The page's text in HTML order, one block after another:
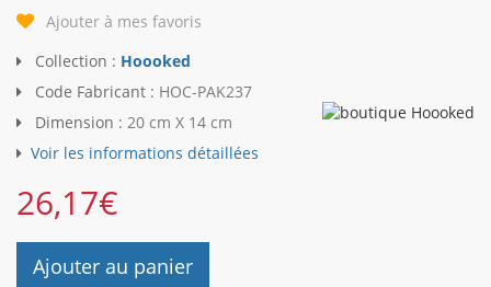
Ajouter à mes favoris
Collection : Hoooked
Code Fabricant : HOC-PAK237
Dimension : 20 cm X 14 cm
Voir les informations détaillées
26,17€
Ajouter au panier